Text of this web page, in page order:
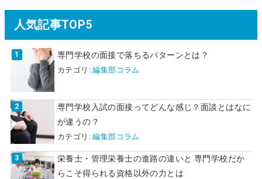
人気記事TOP5
専門学校の面接で落ちるパターンとは？
カテゴリ:編集部コラム
専門学校入試の面接ってどんな感じ？面談とはなに
が違うの？
カテゴリ:編集部コラム
栄養士・管理栄養士の進路の違いと 専門学校だか
らこそ得られる資格以外の力とは